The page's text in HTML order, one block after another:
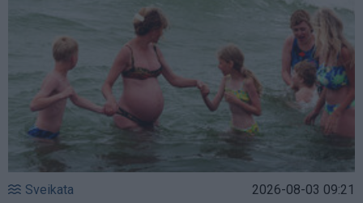
Sveikata 2026-08-03 09:21